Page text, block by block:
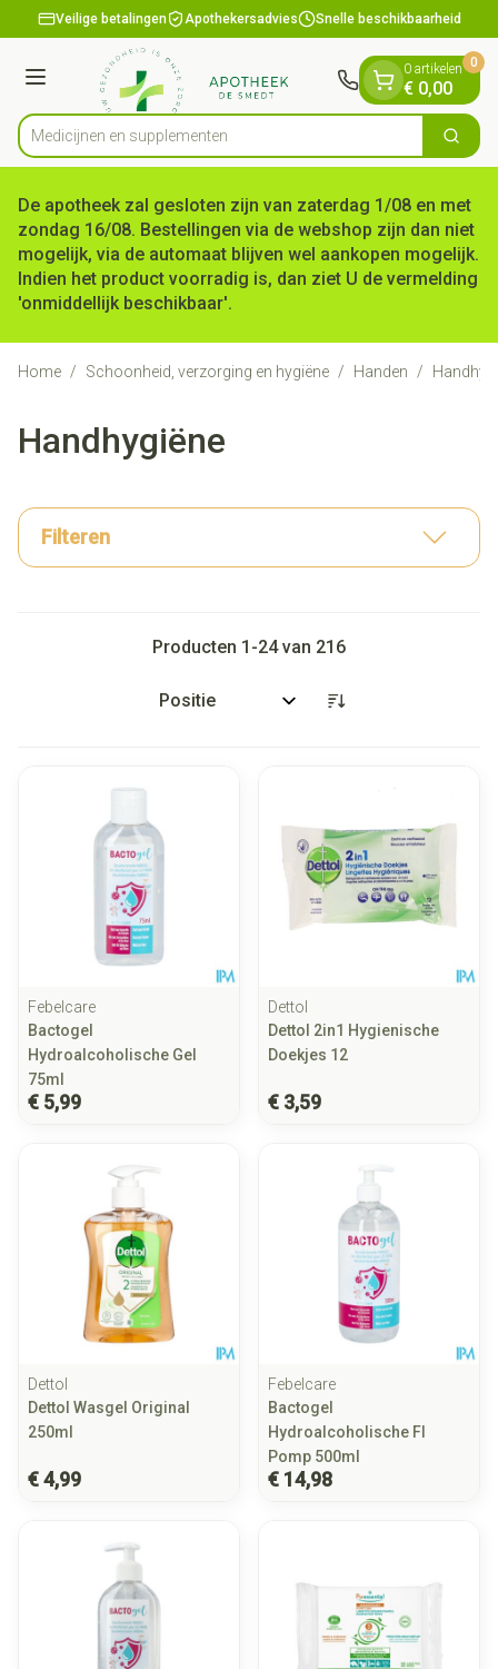
Ga naar de inhoud
1 van 1Veilige betalingen Apothekersadvies Snelle beschikbaarheid
Menu
Product, merk, categorie...
Medicijnen Zoek
0 artikelen
€ 0,00
0
De apotheek zal gesloten zijn van zaterdag 1/08 en met
zondag 16/08. Bestellingen via de webshop zijn dan niet
mogelijk, via de automaat blijven wel aankopen mogelijk.
Indien het product voorradig is, dan ziet U de vermelding
'onmiddellijk beschikbaar'.
Home / Schoonheid, verzorging en hygiëne / Handen /
Handhygiëne
Filteren
Producten 1 -24van 216
Sorteer op:
Febelcare
Bactogel
Hydroalcoholische Gel
75ml
€ 5,99
Dettol
Dettol 2in1 Hygienische
Doekjes 12
€ 3,59
Dettol
Dettol Wasgel Original
250ml
€ 4,99
Febelcare
Bactogel
Hydroalcoholische Fl
Pomp 500ml
€ 14,98